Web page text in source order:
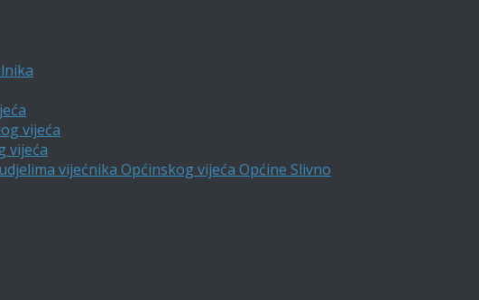
vijeća
vijeća
vijećnika Općinskog vijeća Općine Slivno